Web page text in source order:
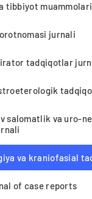
tibbiyot
jurnali
tadqiqotlar
salomatlik va uro-
va kraniofasial
of case reports